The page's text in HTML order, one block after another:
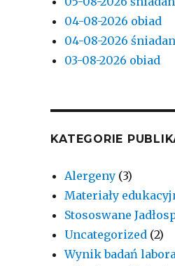
04-08-2026 obiad
04-08-2026
03-08-2026 obiad
KATEGORIE
Alergeny (3)
Materiały
Stososwane
Uncategorized (2)
Wynik badań